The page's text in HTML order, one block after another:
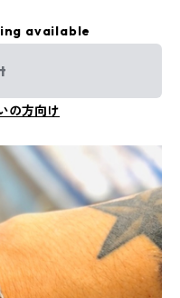
available
の方向け